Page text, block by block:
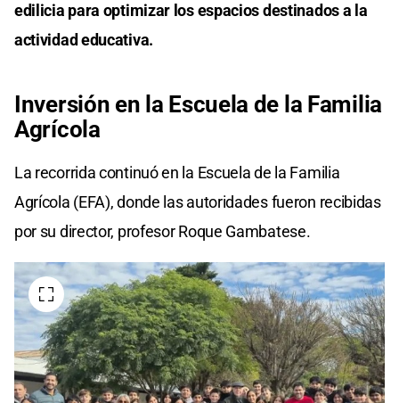
edilicia para optimizar los espacios destinados a la
actividad educativa.
Inversión en la Escuela de la Familia
Agrícola
La recorrida continuó en la Escuela de la Familia
Agrícola (EFA), donde las autoridades fueron recibidas
por su director, profesor Roque Gambatese.